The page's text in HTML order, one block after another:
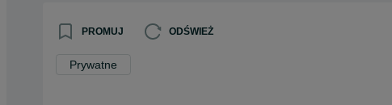
PROMUJ ODŚWIEŻ
Prywatne